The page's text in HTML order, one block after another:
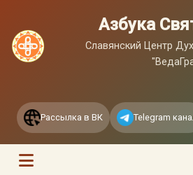
Азбука
Славянский Центр
Рассылка в ВК Telegram